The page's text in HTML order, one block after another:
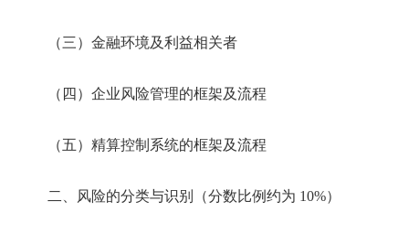
（三）金融环境及利益相关者
（四）企业风险管理的框架及流程
（五）精算控制系统的框架及流程
二、风险的分类与识别（分数比例约为 10%）